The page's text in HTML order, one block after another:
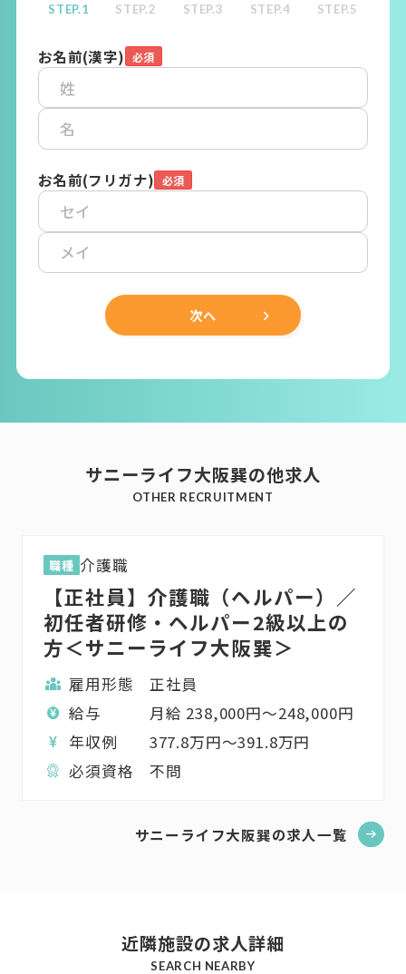
STEP.1 STEP.2 STEP.3 STEP.4 STEP.5
お名前(漢字)
お名前(フリガナ)
次へ
サニーライフ大阪巽の他求人
OTHER RECRUITMENT
職種 介護職
【正社員】介護職（ヘルパー）／
初任者研修・ヘルパー2級以上の
方＜サニーライフ大阪巽＞
雇用形態
正社員
給与
月給 238,000円〜248,000円
年収例
377.8万円〜391.8万円
必須資格
不問
サニーライフ大阪巽の求人一覧
近隣施設の求人詳細
SEARCH NEARBY